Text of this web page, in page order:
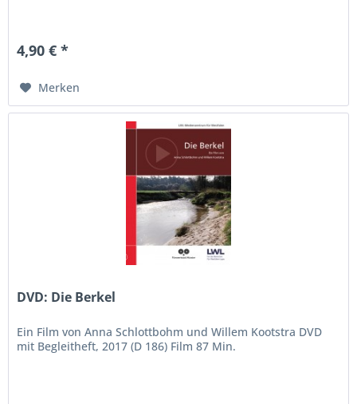
4,90 € *
Merken
DVD: Die Berkel
Ein Film von Anna Schlottbohm und Willem Kootstra DVD
mit Begleitheft, 2017 (D 186) Film 87 Min.